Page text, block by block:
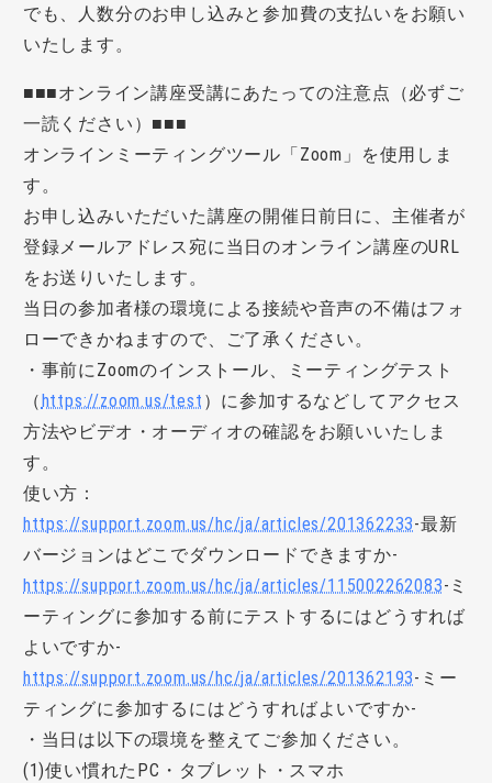
でも、人数分のお申し込みと参加費の支払いをお願い
いたします。
■■■オンライン講座受講にあたっての注意点（必ずご
一読ください）■■■
オンラインミーティングツール「Zoom」を使用しま
す。
お申し込みいただいた講座の開催日前日に、主催者が
登録メールアドレス宛に当日のオンライン講座のURL
をお送りいたします。
当日の参加者様の環境による接続や音声の不備はフォ
ローできかねますので、ご了承ください。
・事前にZoomのインストール、ミーティングテスト
（ https://zoom.us/test ）に参加するなどしてアクセス
方法やビデオ・オーディオの確認をお願いいたしま
す。
使い方：
https://support.zoom.us/hc/ja/articles/201362233-最新
バージョンはどこでダウンロードできますか-
https://support.zoom.us/hc/ja/articles/115002262083-ミ
ーティングに参加する前にテストするにはどうすれば
よいですか-
https://support.zoom.us/hc/ja/articles/201362193-ミー
ティングに参加するにはどうすればよいですか-
・当日は以下の環境を整えてご参加ください。
(1)使い慣れたPC・タブレット・スマホ